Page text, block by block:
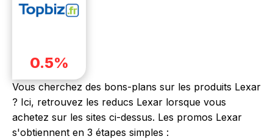
0.5%
Vous cherchez des bons-plans sur les produits Lexar
? Ici, retrouvez les reducs Lexar lorsque vous
achetez sur les sites ci-dessus. Les promos Lexar
s'obtiennent en 3 étapes simples :